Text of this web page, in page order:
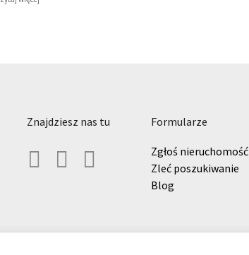
znajdziesz nas tu formularze
Zgłoś nieruchomość
Zleć poszukiwanie
Blog